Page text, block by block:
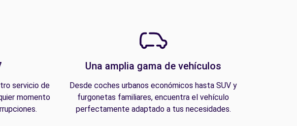
servicio de
momento
Una amplia gama de vehículos
Desde coches urbanos económicos hasta SUV y
furgonetas familiares, encuentra el vehículo
perfectamente adaptado a tus necesidades.